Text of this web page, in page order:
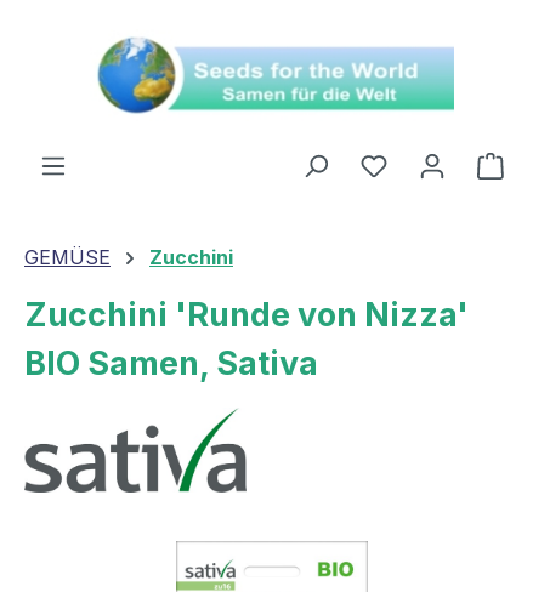
GEMÜSE Zucchini
Zucchini 'Runde von Nizza'
BIO Samen, Sativa
Bildergalerie überspringen